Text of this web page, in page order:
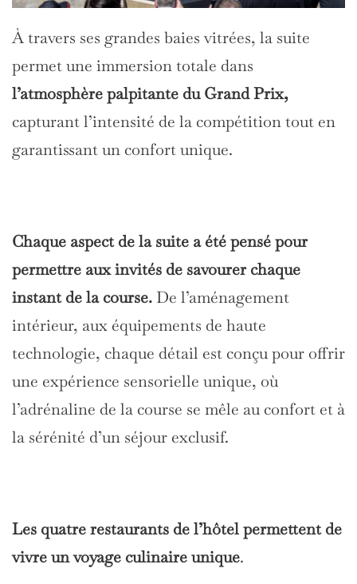
À travers ses grandes baies vitrées, la suite
permet une immersion totale dans
l’atmosphère palpitante du Grand Prix,
capturant l’intensité de la compétition tout en
garantissant un confort unique.
Chaque aspect de la suite a été pensé pour
permettre aux invités de savourer chaque
instant de la course. De l’aménagement
intérieur, aux équipements de haute
technologie, chaque détail est conçu pour offrir
une expérience sensorielle unique, où
l’adrénaline de la course se mêle au confort et à
la sérénité d’un séjour exclusif.
Les quatre restaurants de l’hôtel permettent de
vivre un voyage culinaire unique.